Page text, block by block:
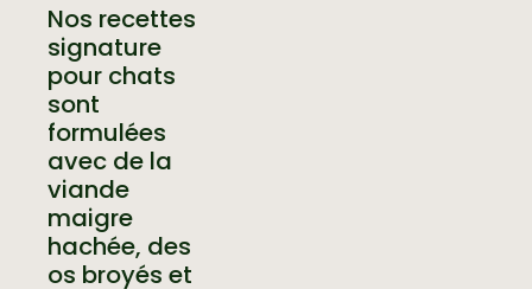
Nos recettes
signature
pour chats
sont
formulées
avec de la
viande
maigre
hachée, des
os broyés et